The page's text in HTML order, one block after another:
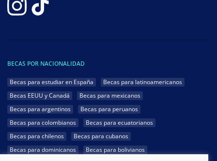
BECAS POR NACIONALIDAD
Becas para estudiar en España
Becas para latinoamericanos
Becas EEUU y Canadá
Becas para mexicanos
Becas para argentinos
Becas para peruanos
Becas para colombianos
Becas para ecuatorianos
Becas para chilenos
Becas para cubanos
Becas para dominicanos
Becas para bolivianos